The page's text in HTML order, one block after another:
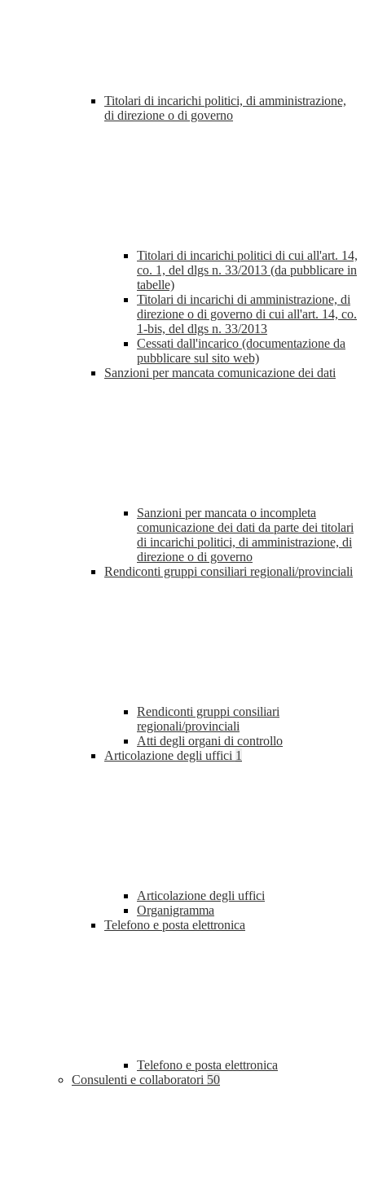
Titolari di incarichi politici, di amministrazione,
di direzione o di governo
Titolari di incarichi politici di cui all'art. 14,
co. 1, del dlgs n. 33/2013 (da pubblicare in
tabelle)
Titolari di incarichi di amministrazione, di
direzione o di governo di cui all'art. 14, co.
1-bis, del dlgs n. 33/2013
Cessati dall'incarico (documentazione da
pubblicare sul sito web)
Sanzioni per mancata comunicazione dei dati
Sanzioni per mancata o incompleta
comunicazione dei dati da parte dei titolari
di incarichi politici, di amministrazione, di
direzione o di governo
Rendiconti gruppi consiliari regionali/provinciali
Rendiconti gruppi consiliari
regionali/provinciali
Atti degli organi di controllo
Articolazione degli uffici 1
Articolazione degli uffici
Organigramma
Telefono e posta elettronica
Telefono e posta elettronica
Consulenti e collaboratori 50